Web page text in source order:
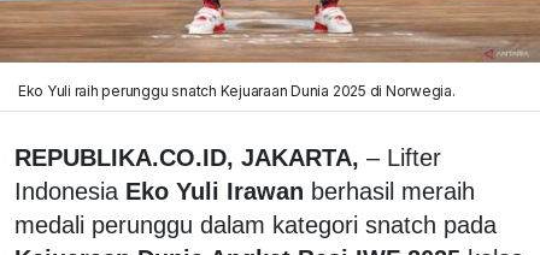
Eko Yuli raih perunggu snatch Kejuaraan Dunia 2025 di Norwegia.
REPUBLIKA.CO.ID, JAKARTA, – Lifter
Indonesia Eko Yuli Irawan berhasil meraih
medali perunggu dalam kategori snatch pada